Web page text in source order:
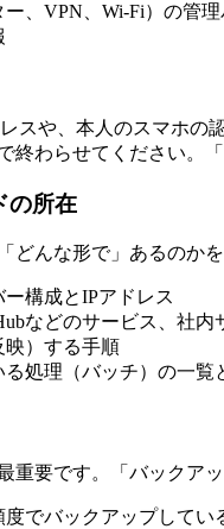
、VPN、Wi-Fi）の管理
スや、本人のスマホ
終わらせてください。
の所在
どんな形で」あるのか
構成とIPアドレス
などのサービス、社
映）する手順
処理（バッチ）の一覧
重要です。「バックア
でバックアップしてい